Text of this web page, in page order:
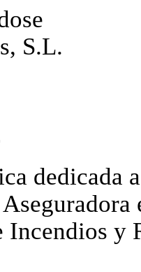
S.L.
dedicada
Incendios y